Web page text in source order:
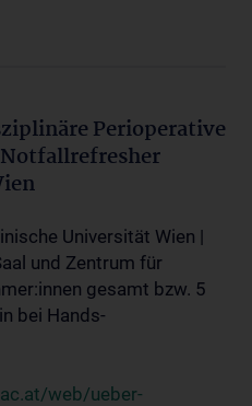
Perioperative
Universität Wien |
und Zentrum für
gesamt bzw. 5
bei Hands-
web/ueber-